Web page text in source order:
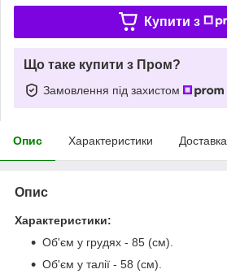
Купити з
Що таке купити з Пром?
Замовлення під захистом
Опис Характеристики Доставка
Опис
Характеристики:
Об'єм у грудях - 85 (см).
Об'єм у талії - 58 (см).